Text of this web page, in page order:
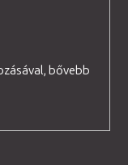
bővebb